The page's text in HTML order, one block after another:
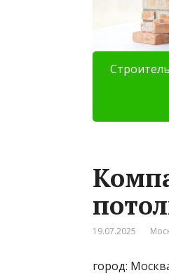
19.07.2025
город: